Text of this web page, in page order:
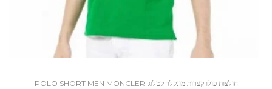
POLO SHORT MEN MONCLER-חולצות פולו קצרות מונקלר קטלוג